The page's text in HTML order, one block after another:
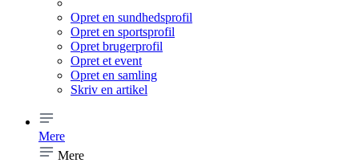
Opret en sundhedsprofil
Opret en sportsprofil
Opret brugerprofil
Opret et event
Opret en samling
Skriv en artikel
Mere
Mere